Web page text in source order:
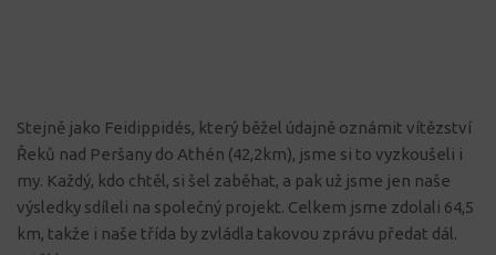
Stejně jako Feidippidés, který běžel údajně oznámit vítězství
Řeků nad Peršany do Athén (42,2km), jsme si to vyzkoušeli i
my. Každý, kdo chtěl, si šel zaběhat, a pak už jsme jen naše
výsledky sdíleli na společný projekt. Celkem jsme zdolali 64,5
km, takže i naše třída by zvládla takovou zprávu předat dál.